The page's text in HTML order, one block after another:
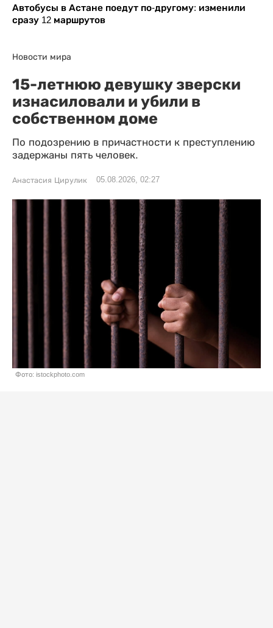
Автобусы в Астане поедут по-другому: изменили
сразу 12 маршрутов
Новости мира
15-летнюю девушку зверски
изнасиловали и убили в
собственном доме
По подозрению в причастности к преступлению
задержаны пять человек.
Анастасия Цирулик 05.08.2026, 02:27
Фото: istockphoto.com